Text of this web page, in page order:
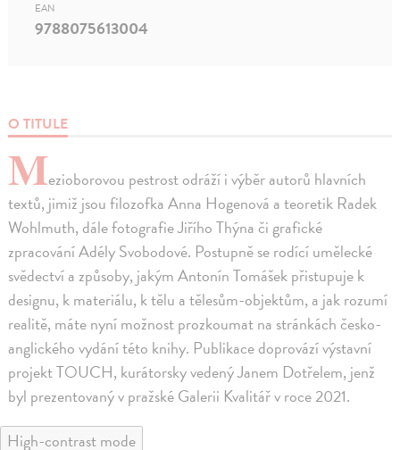
O TITULE
Mezioborovou pestrost odráží i výběr autorů hlavních
textů, jimiž jsou filozofka Anna Hogenová a teoretik Radek
Wohlmuth, dále fotografie Jiřího Thýna či grafické
zpracování Adély Svobodové. Postupně se rodící umělecké
svědectví a způsoby, jakým Antonín Tomášek přistupuje k
designu, k materiálu, k tělu a tělesům-objektům, a jak rozumí
realitě, máte nyní možnost prozkoumat na stránkách česko-
anglického vydání této knihy. Publikace doprovází výstavní
projekt TOUCH, kurátorsky vedený Janem Dotřelem, jenž
byl prezentovaný v pražské Galerii Kvalitář v roce 2021.
EAN
9788075613004
High-contrast mode